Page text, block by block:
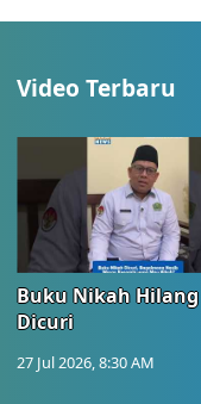
Video Terbaru
Buku Nikah Hilang
Dicuri
27 Jul 2026, 8:30 AM